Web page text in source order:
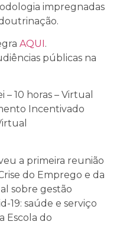
impregnadas
AQUI.
públicas na
– 10 horas – Virtual
Incentivado
a primeira reunião
do Emprego e da
sobre gestão
19: saúde e serviço
Escola do